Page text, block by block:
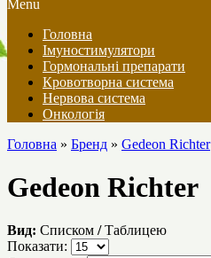
Menu
Головна
Імуностимулятори
Гормональні препарати
Кровотворна система
Нервова система
Онкологія
Головна » Бренд » Gedeon Richter
Gedeon Richter
Вид: Списком / Таблицею
Показати: